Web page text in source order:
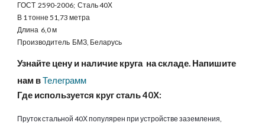
ГОСТ 2590-2006; Сталь 40Х
В 1 тонне 51,73 метра
Длина 6,0 м
Производитель БМЗ, Беларусь
Узнайте цену и наличие круга на складе. Напишите
нам в Телеграмм
Где используется круг сталь 40Х:
Пруток стальной 40Х популярен при устройстве заземления,